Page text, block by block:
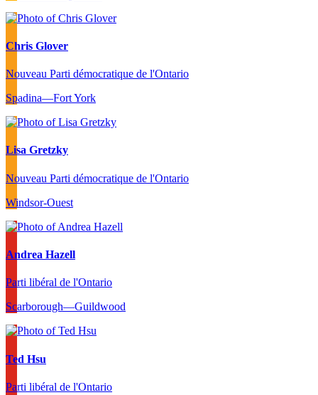
Chris Glover
Nouveau Parti démocratique de l'Ontario
Spadina—Fort York
Lisa Gretzky
Nouveau Parti démocratique de l'Ontario
Windsor-Ouest
Andrea Hazell
Parti libéral de l'Ontario
Scarborough—Guildwood
Ted Hsu
Parti libéral de l'Ontario